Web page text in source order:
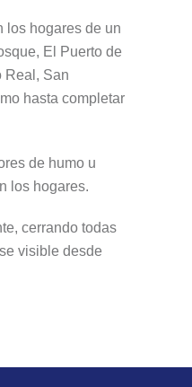
los hogares de un
El Puerto de
Real, San
hasta completar
de humo u
los hogares.
cerrando todas
visible desde